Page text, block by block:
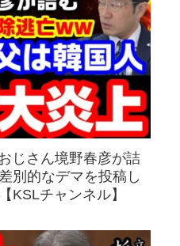
じさん境野春彦が詰
別的なデマを投稿し
KSLチャンネル】